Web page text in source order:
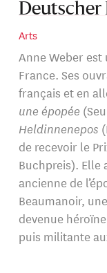
Deutscher
Arts
Anne Weber
France. Ses
français et en
une épopée
Heldinnenepos
de recevoir le
Buchpreis). Elle
ancienne de
Beaumanoir,
devenue
puis militante